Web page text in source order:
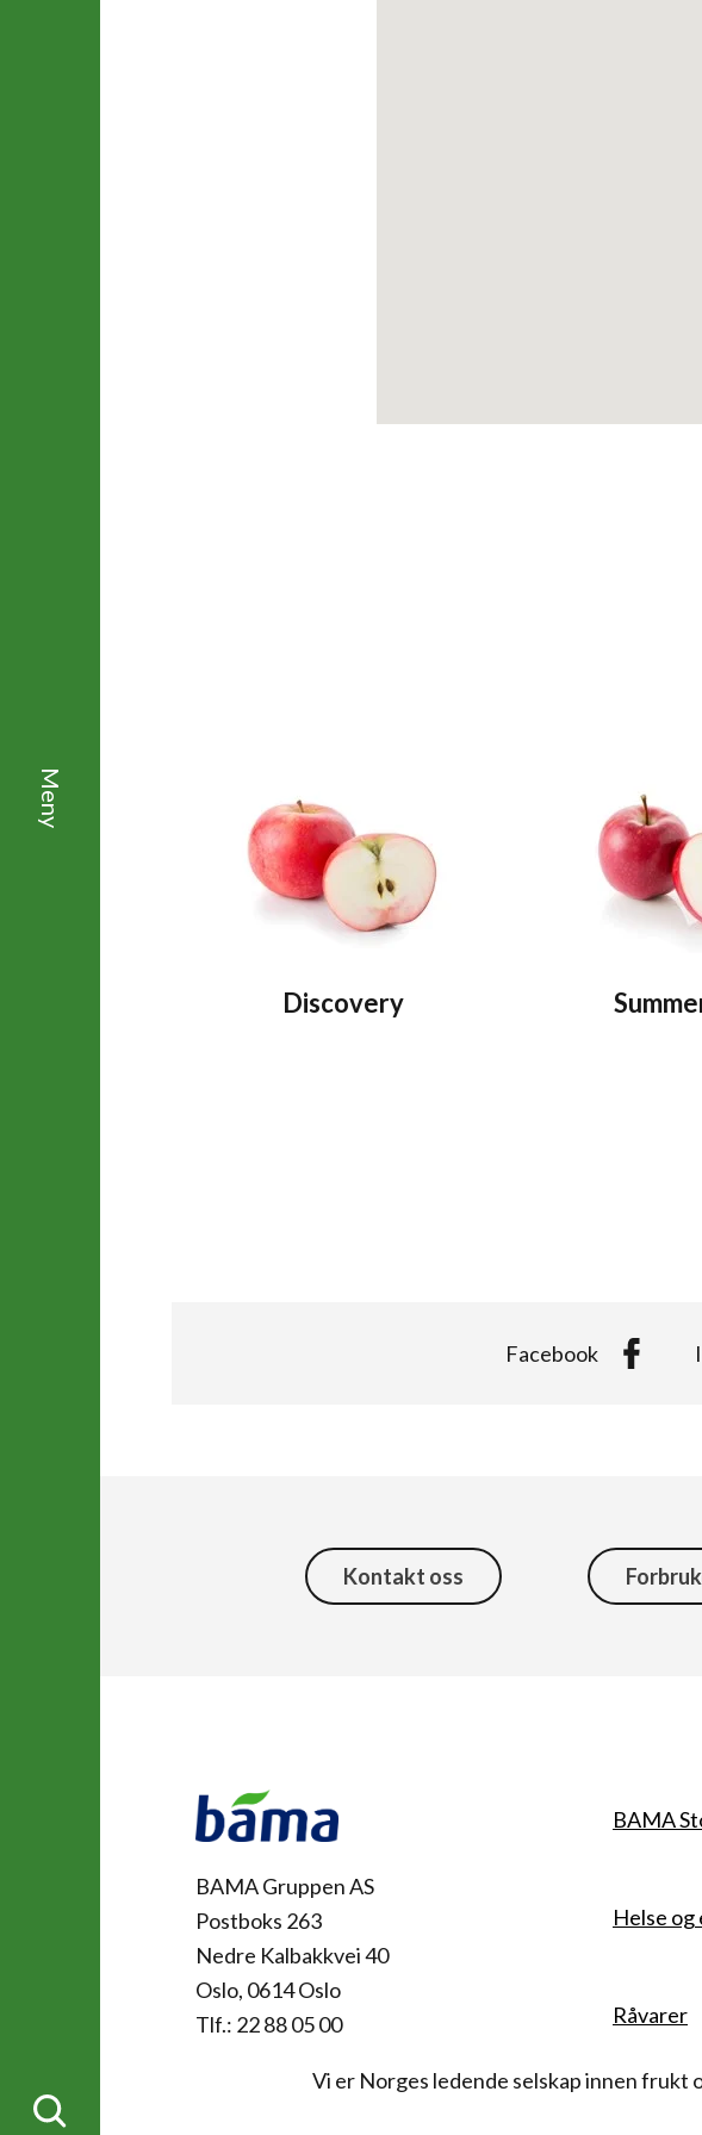
Discovery
Facebook
Kontakt oss
Kontakt
BAMA Gruppen AS
Postboks 263
Nedre Kalbakkvei 40
Oslo, 0614 Oslo
Tlf.: 22 88 05 00
BAMA
Helse
Råvarer
Vi er Norges ledende selskap innen